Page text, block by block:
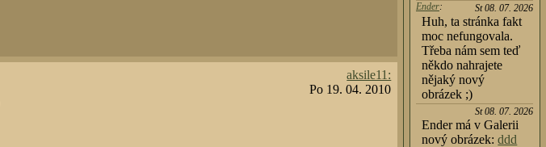
aksile11:
Po 19. 04. 2010
St 08. 07. 2026
Ender:
Huh, ta stránka fakt
moc nefungovala.
Třeba nám sem teď
někdo nahrajete
nějaký nový
obrázek ;)
St 08. 07. 2026
Ender má v Galerii
nový obrázek:ddd